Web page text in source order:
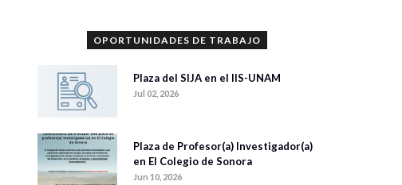
OPORTUNIDADES DE TRABAJO
Plaza del SIJA en el IIS-UNAM
Jul 02, 2026
Plaza de Profesor(a) Investigador(a)
en El Colegio de Sonora
Jun 10, 2026